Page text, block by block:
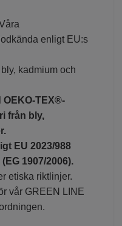
enligt EU:s
kadmium och
OEKO-TEX®-
från bly,
EU 2023/988
1907/2006).
etiska riktlinjer.
vår GREEN LINE